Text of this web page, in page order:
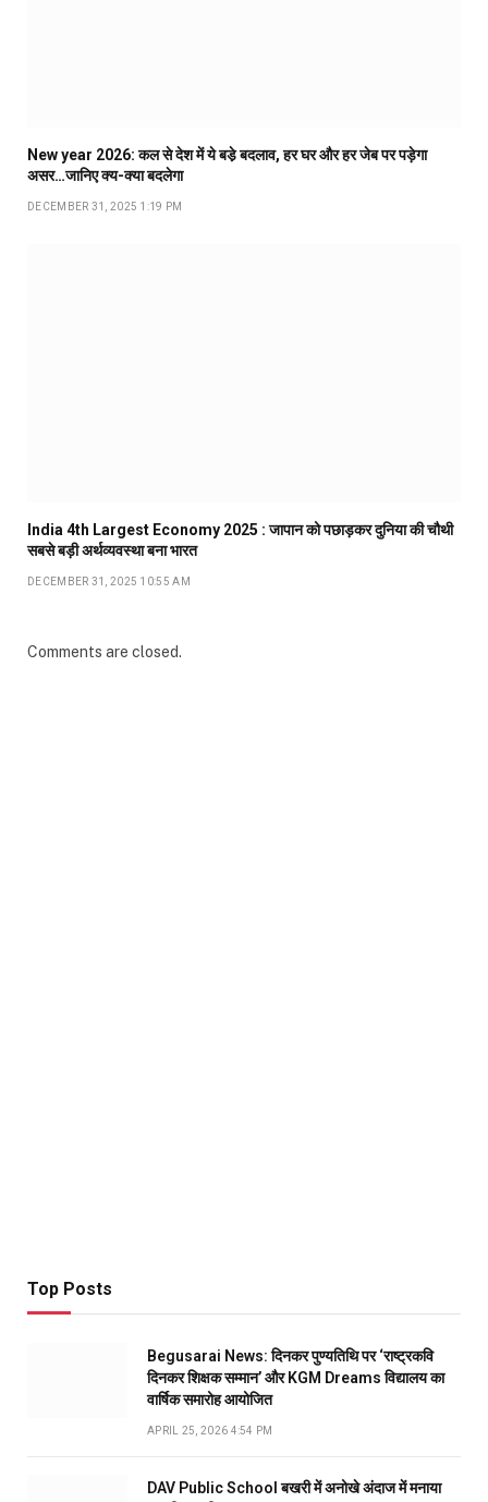
New year 2026: कल से देश में ये बडे़ बदलाव, हर घर और हर जेब पर पड़ेगा
असर…जानिए क्य-क्या बदलेगा
DECEMBER 31, 2025 1:19 PM
India 4th Largest Economy 2025 : जापान को पछाड़कर दुनिया की चौथी
सबसे बड़ी अर्थव्यवस्था बना भारत
DECEMBER 31, 2025 10:55 AM
Comments are closed.
Top Posts
Begusarai News: दिनकर पुण्यतिथि पर ‘राष्ट्रकवि
दिनकर शिक्षक सम्मान’ और KGM Dreams विद्यालय का
वार्षिक समारोह आयोजित
APRIL 25, 2026 4:54 PM
DAV Public School बखरी में अनोखे अंदाज में मनाया